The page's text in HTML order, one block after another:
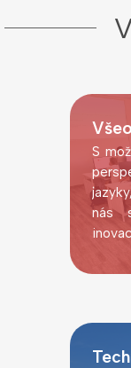
S
perspektivní
nás
inovací, jazykových
po